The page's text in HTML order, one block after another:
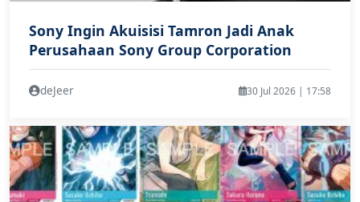
Sony Ingin Akuisisi Tamron Jadi Anak
Perusahaan Sony Group Corporation
deJeer 30 Jul 2026 | 17:58